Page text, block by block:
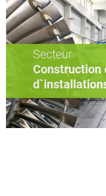
Secteur
Construction